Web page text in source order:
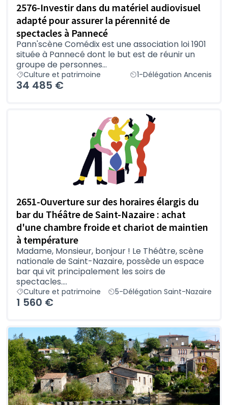
2576-Investir dans du matériel audiovisuel
adapté pour assurer la pérennité de
spectacles à Pannecé
Pann'scène Comédix est une association loi 1901
située à Pannecé dont le but est de réunir un
groupe de personnes...
Culture et patrimoine 1-Délégation Ancenis
34 485 €
2651-Ouverture sur des horaires élargis du
bar du Théâtre de Saint-Nazaire : achat
d'une chambre froide et chariot de maintien
à température
Madame, Monsieur, bonjour ! Le Théâtre, scène
nationale de Saint-Nazaire, possède un espace
bar qui vit principalement les soirs de
spectacles....
Culture et patrimoine 5-Délégation Saint-Nazaire
1 560 €